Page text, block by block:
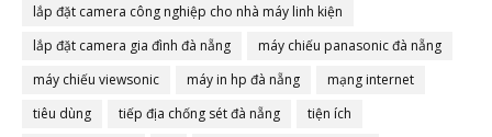
lắp đặt camera công nghiệp cho nhà máy linh kiện
lắp đặt camera gia đình đà nẵng
máy chiếu panasonic đà nẵng
máy chiếu viewsonic
máy in hp đà nẵng
mạng internet
tiêu dùng
tiếp địa chống sét đà nẵng
tiện ích